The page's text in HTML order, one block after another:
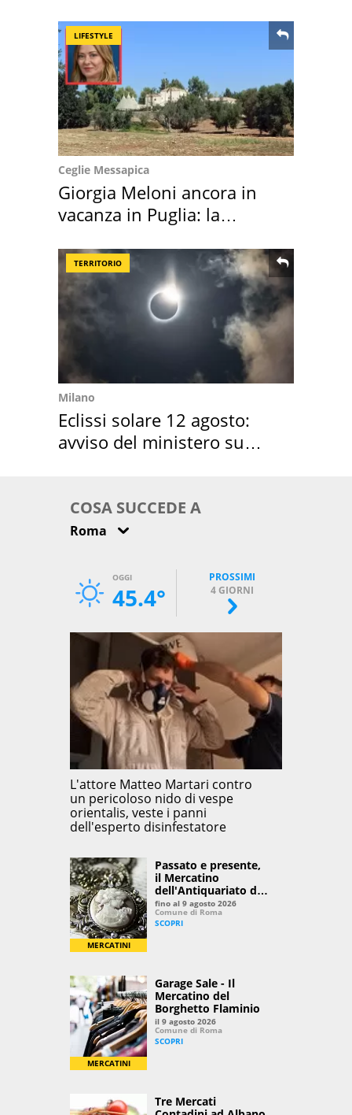
LIFESTYLE
Ceglie Messapica
Giorgia Meloni ancora in
vacanza in Puglia: la
TERRITORIO
Milano
Eclissi solare 12 agosto:
avviso del ministero su